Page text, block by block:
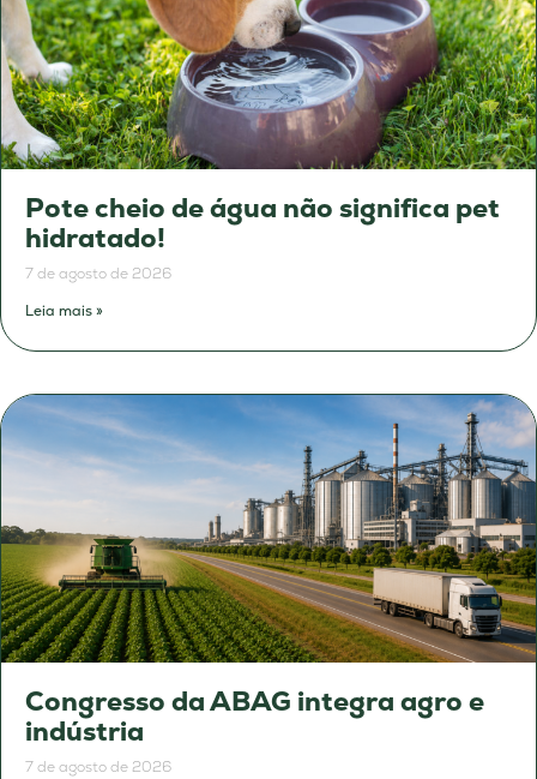
Pote cheio de água não significa pet
hidratado!
7 de agosto de 2026
Leia mais »
Congresso da ABAG integra agro e
indústria
7 de agosto de 2026